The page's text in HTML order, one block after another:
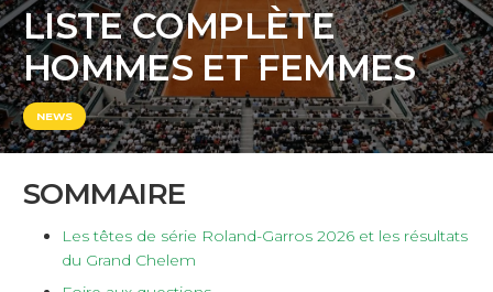
LISTE COMPLÈTE
HOMMES ET FEMMES
NEWS
SOMMAIRE
Les têtes de série Roland-Garros 2026 et les résultats
du Grand Chelem